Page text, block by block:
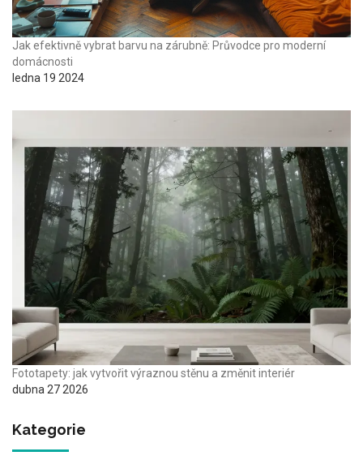
Jak efektivně vybrat barvu na zárubně: Průvodce pro moderní
domácnosti
ledna 19 2024
Fototapety: jak vytvořit výraznou stěnu a změnit interiér
dubna 27 2026
Kategorie